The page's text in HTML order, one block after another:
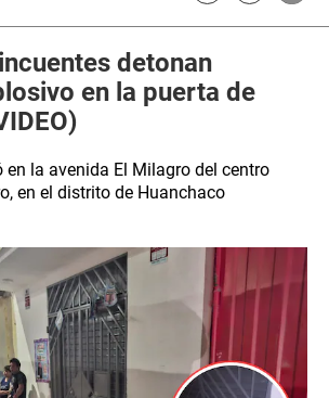
detonan
en la puerta de
en la avenida El Milagro del centro
en el distrito de Huanchaco